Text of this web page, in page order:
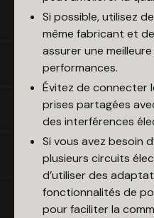
Si possible, utilisez
même fabricant et
assurer une
performances.
Évitez de connecter
prises partagées
des interférences
Si vous avez besoin
plusieurs circuits
d’utiliser des
fonctionnalités de
pour faciliter la